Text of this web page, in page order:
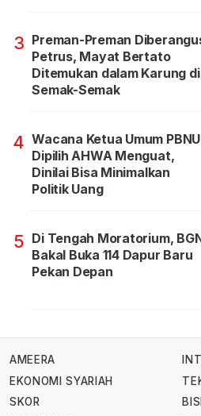
3 Preman-Preman
Petrus, Mayat Bertato
Ditemukan dalam Karung di
Semak-Semak
4 Wacana Ketua Umum PBNU
Dipilih AHWA Menguat,
Dinilai Bisa Minimalkan
Politik Uang
5 Di Tengah Moratorium,
Bakal Buka 114 Dapur Baru
Pekan Depan
AMEERA
EKONOMI SYARIAH
SKOR